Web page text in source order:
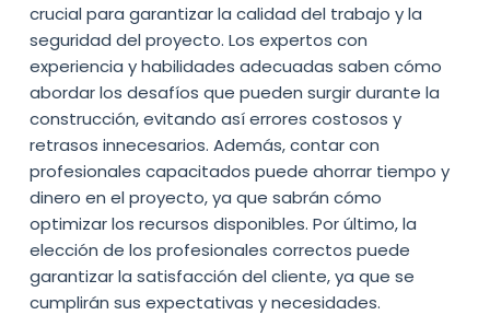
crucial para garantizar la calidad del trabajo y la
seguridad del proyecto. Los expertos con
experiencia y habilidades adecuadas saben cómo
abordar los desafíos que pueden surgir durante la
construcción, evitando así errores costosos y
retrasos innecesarios. Además, contar con
profesionales capacitados puede ahorrar tiempo y
dinero en el proyecto, ya que sabrán cómo
optimizar los recursos disponibles. Por último, la
elección de los profesionales correctos puede
garantizar la satisfacción del cliente, ya que se
cumplirán sus expectativas y necesidades.